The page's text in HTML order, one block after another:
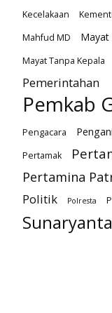
Kecelakaan
Mahfud MD
Mayat
Mayat Tanpa Kepala
Pemerintahan
Pemkab
Pengacara
Pertamak
Pertamina
Politik
Polresta
Sunaryanta